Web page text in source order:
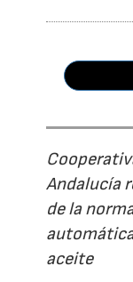
Andalucía
de la
aceite